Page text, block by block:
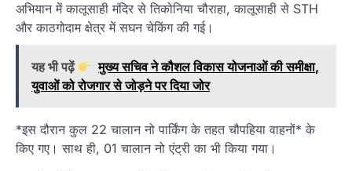
अभियान में कालूसाही मंदिर से तिकोनिया चौराहा, कालूसाही से STH
और काठगोदाम क्षेत्र में सघन चेकिंग की गई।
यह भी पढ़ें
मुख्य सचिव ने कौशल विकास योजनाओं की समीक्षा,
युवाओं को रोजगार से जोड़ने पर दिया जोर
*इस दौरान कुल 22 चालान नो पार्किंग के तहत चौपहिया वाहनों* के
किए गए। साथ ही, 01 चालान नो एंट्री का भी किया गया।